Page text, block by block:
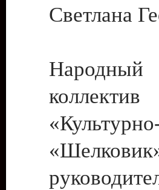
Светлана